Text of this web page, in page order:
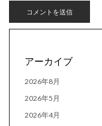
アーカイブ
2026年8月
2026年5月
2026年4月